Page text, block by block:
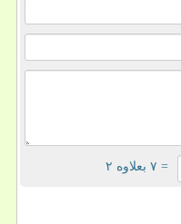
= ۷ بعلاوه ۲